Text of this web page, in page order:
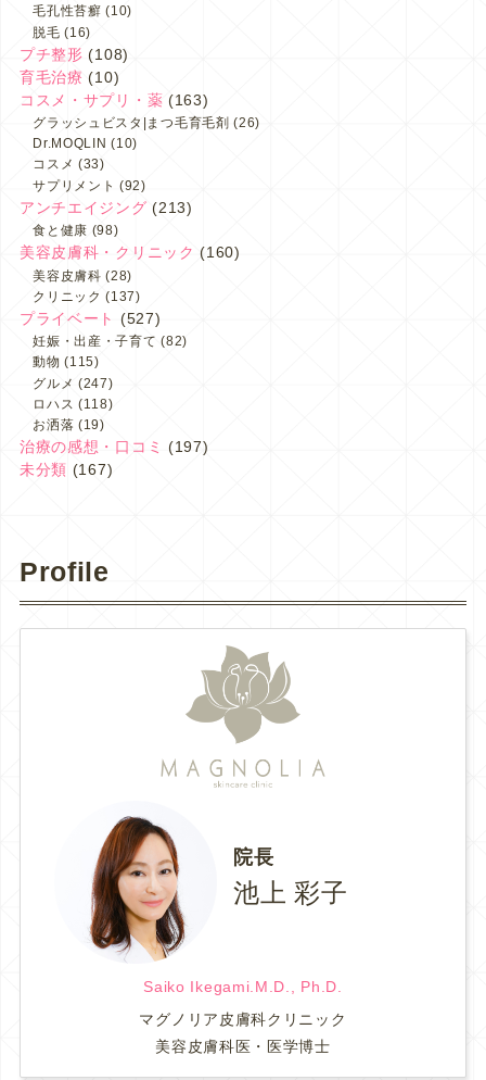
毛孔性苔癬 (10)
脱毛 (16)
プチ整形 (108)
育毛治療 (10)
コスメ・サプリ・薬 (163)
グラッシュビスタ|まつ毛育毛剤 (26)
Dr.MOQLIN (10)
コスメ (33)
サプリメント (92)
アンチエイジング (213)
食と健康 (98)
美容皮膚科・クリニック (160)
美容皮膚科 (28)
クリニック (137)
プライベート (527)
妊娠・出産・子育て (82)
動物 (115)
グルメ (247)
ロハス (118)
お洒落 (19)
治療の感想・口コミ
(197)
未分類 (167)
Profile
院長
池上 彩子
Saiko Ikegami.M.D., Ph.D.
マグノリア皮膚科クリニック
美容皮膚科医・医学博士